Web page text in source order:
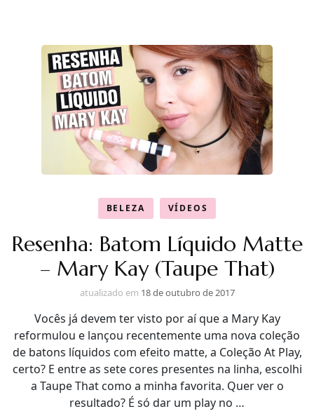
BELEZA VÍDEOS
Resenha: Batom Líquido Matte
– Mary Kay (Taupe That)
atualizado em 18 de outubro de 2017
Vocês já devem ter visto por aí que a Mary Kay
reformulou e lançou recentemente uma nova coleção
de batons líquidos com efeito matte, a Coleção At Play,
certo? E entre as sete cores presentes na linha, escolhi
a Taupe That como a minha favorita. Quer ver o
resultado? É só dar um play no …